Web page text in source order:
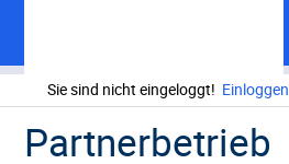
Sie sind nicht eingeloggt! Einloggen
Partnerbetrieb